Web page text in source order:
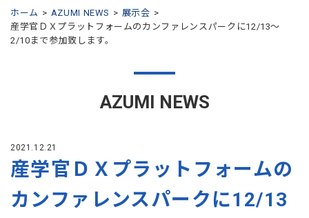
ホーム AZUMI NEWS
展示会
産学官ＤＸプラットフォームのカンファレンスパークに12/13～
2/10まで参加致します。
AZUMI NEWS
2021.12.21
産学官ＤＸプラットフォームの
カンファレンスパークに12/13